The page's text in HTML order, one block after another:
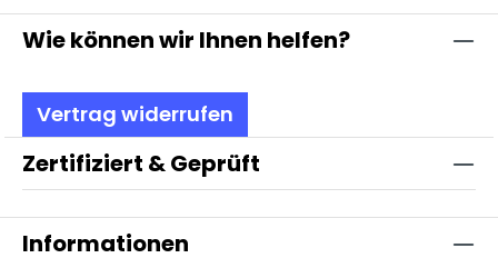
Wie können wir Ihnen helfen?
Vertrag widerrufen
Zertifiziert & Geprüft
Informationen